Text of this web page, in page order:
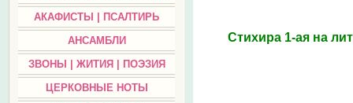
АКАФИСТЫ | ПСАЛТИРЬ
АНСАМБЛИ
ЗВОНЫ | ЖИТИЯ | ПОЭЗИЯ
ЦЕРКОВНЫЕ НОТЫ
Стихира 1-ая на